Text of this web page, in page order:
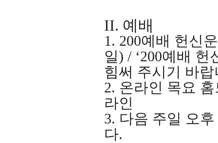
II. 예배
1. 200예배 헌신
일) / ‘200예배 헌
힘써 주시기 바랍
2. 온라인 목요
라인
3. 다음 주일 오
다.